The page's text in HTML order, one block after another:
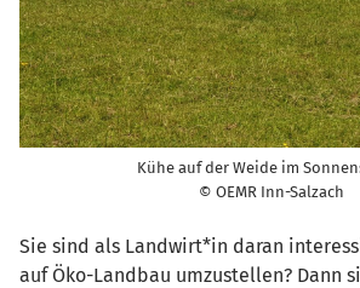
Kühe auf der Weide im
© OEMR Inn-Salzach
Sie sind als Landwirt*in daran
auf Öko-Landbau umzustellen? Dann